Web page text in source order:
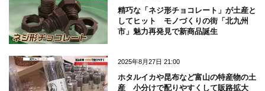
精巧な「ネジ形チョコレート」が土産と
してヒット モノづくりの街「北九州
市」魅力再発見で新商品誕生
2025年8月27日 21:00
ホタルイカや昆布など富山の特産物の土
産 小分けで配りやすくして販路拡大